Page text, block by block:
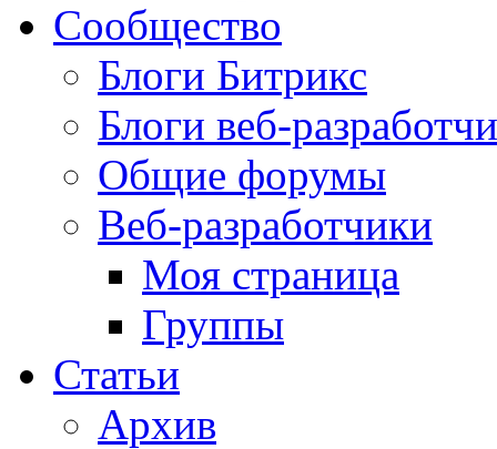
Сообщество
Блоги Битрикс
Блоги веб-
Общие форумы
Веб-разработчики
Моя страница
Группы
Статьи
Архив